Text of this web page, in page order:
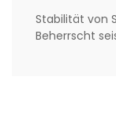
Stabilität von
Beherrscht